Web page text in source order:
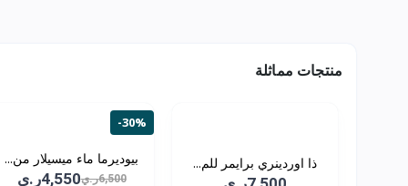
منتجات مماثلة
ذا اوردينري برايمر للم...
-30%
بيوديرما ماء ميسيلار من...
6,500ر.ي 4,550ر.ي